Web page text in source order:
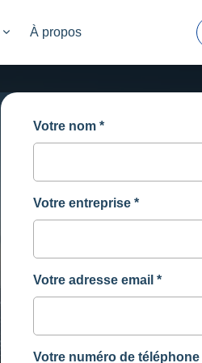
À propos
Votre nom *
Votre entreprise *
Votre adresse email *
Votre numéro de téléphone